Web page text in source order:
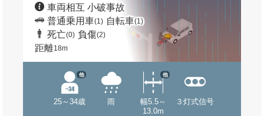
車両相互 小破事故
普通乗用車(1) 自転車(1)
死亡(0) 負傷(2)
距離18m
25～34歳
他
雨
幅5.5～
13.0m
他
３灯式信号